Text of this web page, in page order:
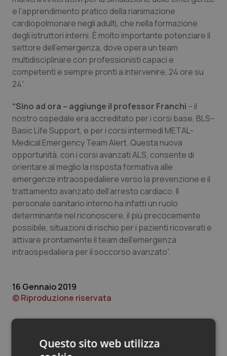
Sardegna
Sicilia
Toscana
Umbria
Valle D’Aosta
Veneto
Malattia di Crohn & Rettocolite Ulcerosa
Neuroscienze & patologie neurodegenerative
Obesità
Oftalmologia
Oncodermatologia
Oncoematologia
Oncologia & Nutrizione
Psoriasi & pelle
Quotidiano Cardiologia
Quotidiano Oncologia
Rene & patologie urogenitali
e l’apprendimento pratico della rianimazione
cardiopolmonare negli adulti, che nella formazione
degli istruttori interni. È molto importante potenziare il
settore dell’emergenza, dove opera un team
multidisciplinare con professionisti capaci e
competenti e sempre pronti a intervenire, 24 ore su
24”.
“Sino ad ora – aggiunge il professor Franchi – il
nostro ospedale era accreditato per i corsi base, BLS–
Basic Life Support, e per i corsi intermedi METAL-
Medical Emergency Team Alert. Questa nuova
opportunità, con i corsi avanzati ALS, consente di
orientare al meglio la risposta formativa alle
emergenze intraospedaliere verso la prevenzione e il
trattamento avanzato dell’arresto cardiaco. Il
personale sanitario interno ha infatti un ruolo
determinante nel riconoscere, il più precocemente
possibile, situazioni di rischio per i pazienti ricoverati e
attivare prontamente il team dell’emergenza
intraospedaliera per il soccorso avanzato”.
16 Gennaio 2019
© Riproduzione riservata
Questo sito web utilizza